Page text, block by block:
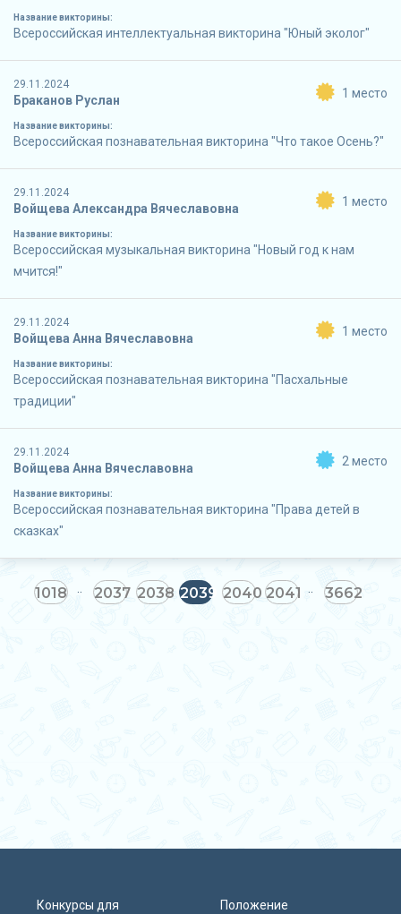
Название викторины:
Всероссийская интеллектуальная викторина "Юный эколог"
29.11.2024
Браканов Руслан
Название викторины:
Всероссийская познавательная викторина "Что такое Осень?"
1 место
29.11.2024
Войщева Александра Вячеславовна
Название викторины:
Всероссийская музыкальная викторина "Новый год к нам
мчится!"
1 место
29.11.2024
Войщева Анна Вячеславовна
Название викторины:
Всероссийская познавательная викторина "Пасхальные
традиции"
1 место
29.11.2024
Войщева Анна Вячеславовна
Название викторины:
Всероссийская познавательная викторина "Права детей в
сказках"
2 место
1018 2037 2038 2039 2040 2041 3662
Конкурсы для Положение